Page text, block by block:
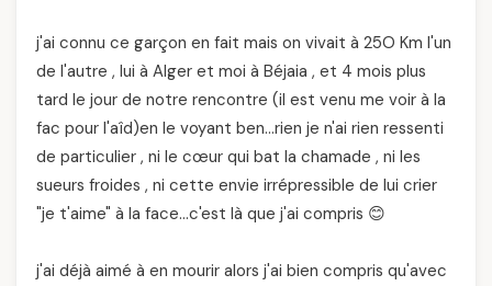
j'ai connu ce garçon en fait mais on vivait à 25O Km l'un
de l'autre , lui à Alger et moi à Béjaia , et 4 mois plus
tard le jour de notre rencontre (il est venu me voir à la
fac pour l'aîd)en le voyant ben…rien je n'ai rien ressenti
de particulier , ni le cœur qui bat la chamade , ni les
sueurs froides , ni cette envie irrépressible de lui crier
"je t'aime" à la face…c'est là que j'ai compris 😊
j'ai déjà aimé à en mourir alors j'ai bien compris qu'avec